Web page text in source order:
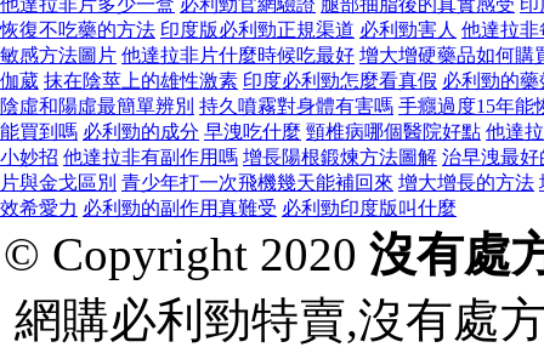
恢復不吃藥的方法 印度版必利勁正規渠道 必利勁害人 他達拉非
敏感方法圖片 他達拉非片什麼時候吃最好 增大增硬藥品如何購
伽葳 抹在陰莖上的雄性激素 印度必利勁怎麼看真假 必利勁的
陰虛和陽虛最簡單辨別 持久噴霧對身體有害嗎 手癮過度15年能
能買到嗎 必利勁的成分 早洩吃什麼 頸椎病哪個醫院好點 他達
小妙招 他達拉非有副作用嗎 增長陽根鍛煉方法圖解 治早洩最
片與金戈區別 青少年打一次飛機幾天能補回來 增大增長的方法
效希愛力 必利勁的副作用真難受 必利勁印度版叫什麼
© Copyright 2020 沒有處
網購必利勁特賣,沒有處